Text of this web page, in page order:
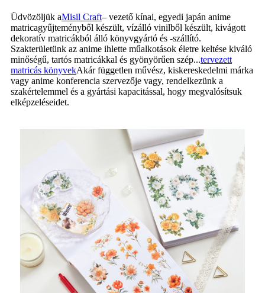
Üdvözöljük aMisil Craft– vezető kínai, egyedi japán anime
matricagyűjteményből készült, vízálló vinilből készült, kivágott
dekoratív matricákból álló könyvgyártó és -szállító.
Szakterületünk az anime ihlette műalkotások életre keltése kiváló
minőségű, tartós matricákkal és gyönyörűen szép...tervezett
matricás könyvekAkár független művész, kiskereskedelmi márka
vagy anime konferencia szervezője vagy, rendelkezünk a
szakértelemmel és a gyártási kapacitással, hogy megvalósítsuk
elképzeléseidet.